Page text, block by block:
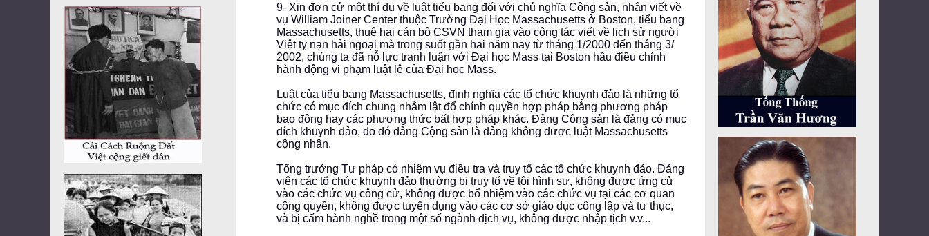
9- Xin đơn cử một thí dụ về luật tiểu bang đối với chủ nghĩa Cộng sản, nhân viết về
vụ William Joiner Center thuộc Trường Đại Học Massachusetts ở Boston, tiểu bang
Massachusetts, thuê hai cán bộ CSVN tham gia vào công tác viết về lịch sử người
Việt tỵ nạn hải ngoại mà trong suốt gần hai năm nay từ tháng 1/2000 đến tháng 3/
2002, chúng ta đã nỗ lực tranh luận với Đại học Mass tại Boston hầu điều chỉnh
hành động vi phạm luật lệ của Đại học Mass.
Luật của tiểu bang Massachusetts, định nghĩa các tổ chức khuynh đảo là những tổ
chức có mục đích chung nhằm lật đổ chính quyền hợp pháp bằng phương pháp
bạo động hay các phương thức bất hợp pháp khác. Đảng Cộng sản là đảng có mục
đích khuynh đảo, do đó đảng Cộng sản là đảng không được luật Massachusetts
cộng nhân.
Tổng trưởng Tư pháp có nhiệm vụ điều tra và truy tố các tổ chức khuynh đảo. Đảng
viên các tổ chức khuynh đảo thường bị truy tố về tội hình sự, không được ứng cử
vào các chức vụ công cử, không được bổ nhiệm vào các chức vụ tại các cơ quan
công quyền, không được tuyển dụng vào các cơ sở giáo dục công lập và tư thục,
và bị cấm hành nghề trong một số ngành dịch vụ, không được nhập tịch v.v...